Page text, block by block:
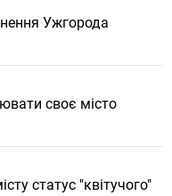
Ужгорода
своє місто
статус "квітучого"